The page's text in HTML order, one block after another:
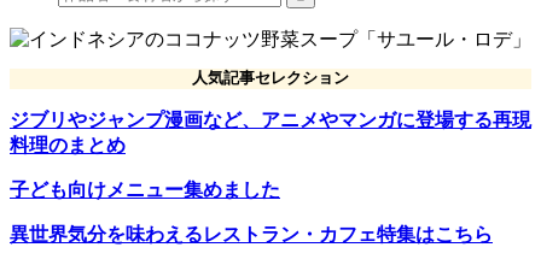
人気記事セレクション
ジブリやジャンプ漫画など、アニメやマンガに登場する再現
料理のまとめ
子ども向けメニュー集めました
異世界気分を味わえるレストラン・カフェ特集はこちら